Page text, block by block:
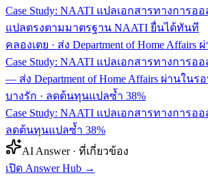
Case Study: NAATI แปลเอกสารทางการอ
แปลตรงตามมาตรฐาน NAATI ยื่นได้ทันที
คลองเตย · ส่ง Department of Home Affairs
Case Study: NAATI แปลเอกสารทางการออ
— ส่ง Department of Home Affairs ผ่านในร
บางรัก · ลดต้นทุนแปลซ้ำ 38%
Case Study: NAATI แปลเอกสารทางการอ
ลดต้นทุนแปลซ้ำ 38%
AI Answer · ที่เกี่ยวข้อง
เปิด Answer Hub →